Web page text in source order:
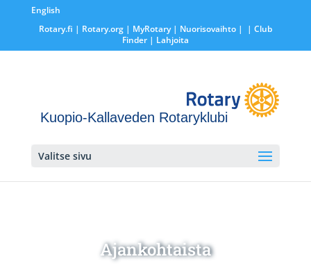
English
Rotary.fi | Rotary.org| MyRotary | Nuorisovaihto|
| Club
Finder| Lahjoita
Kuopio-Kallaveden Rotaryklubi
Valitse sivu
Ajankohtaista